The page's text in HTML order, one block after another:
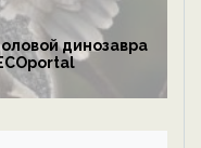
динозавра